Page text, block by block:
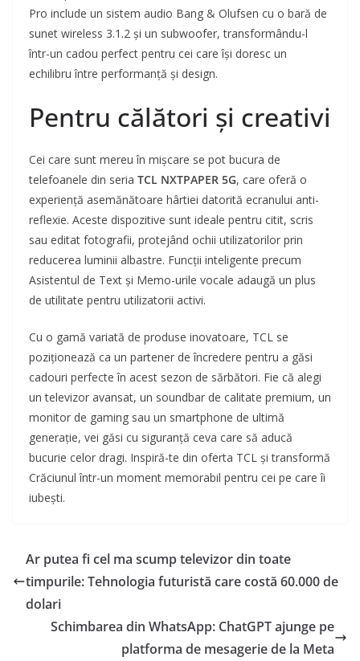
Pro include un sistem audio Bang & Olufsen cu o bară de
sunet wireless 3.1.2 și un subwoofer, transformându-l
într-un cadou perfect pentru cei care își doresc un
echilibru între performanță și design.
Pentru călători și creativi
Cei care sunt mereu în mișcare se pot bucura de
telefoanele din seria TCL NXTPAPER 5G, care oferă o
experiență asemănătoare hârtiei datorită ecranului anti-
reflexie. Aceste dispozitive sunt ideale pentru citit, scris
sau editat fotografii, protejând ochii utilizatorilor prin
reducerea luminii albastre. Funcții inteligente precum
Asistentul de Text și Memo-urile vocale adaugă un plus
de utilitate pentru utilizatorii activi.
Cu o gamă variată de produse inovatoare, TCL se
poziționează ca un partener de încredere pentru a găsi
cadouri perfecte în acest sezon de sărbători. Fie că alegi
un televizor avansat, un soundbar de calitate premium, un
monitor de gaming sau un smartphone de ultimă
generație, vei găsi cu siguranță ceva care să aducă
bucurie celor dragi. Inspiră-te din oferta TCL și transformă
Crăciunul într-un moment memorabil pentru cei pe care îi
iubești.
Ar putea fi cel ma scump televizor din toate
timpurile: Tehnologia futuristă care costă 60.000 de
dolari
Schimbarea din WhatsApp: ChatGPT ajunge pe
platforma de mesagerie de la Meta